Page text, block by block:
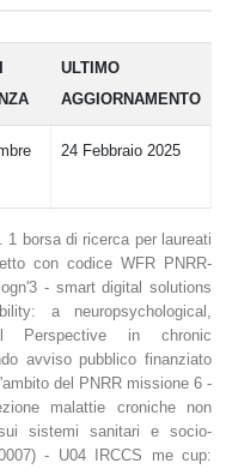
ULTIMO
AGGIORNAMENTO
24 Febbraio 2025
1 borsa di ricerca per laureati
con codice WFR PNRR-
- smart digital solutions
a neuropsychological,
Perspective in chronic
avviso pubblico finanziato
del PNRR missione 6 -
malattie croniche non
sistemi sanitari e socio­
- U04 IRCCS me cup: